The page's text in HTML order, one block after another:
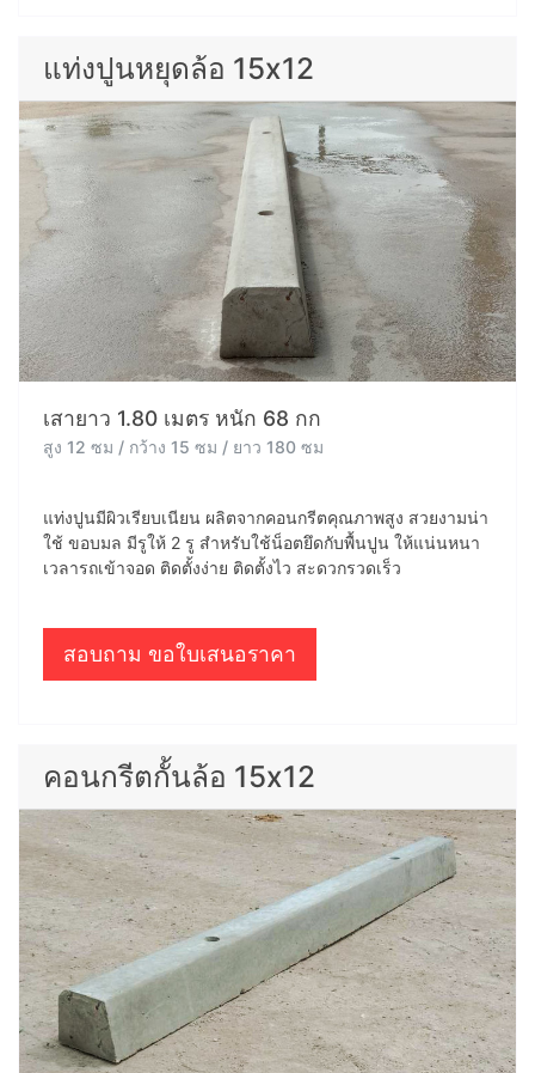
แท่งปูนหยุดล้อ 15x12
เสายาว 1.80 เมตร หนัก 68 กก
สูง 12 ซม / กว้าง 15 ซม / ยาว 180 ซม
แท่งปูนมีผิวเรียบเนียน ผลิตจากคอนกรีตคุณภาพสูง สวยงามน่า
ใช้ ขอบมล มีรูให้ 2 รู สำหรับใช้น็อตยึดกับพื้นปูน ให้แน่นหนา
เวลารถเข้าจอด ติดตั้งง่าย ติดตั้งไว สะดวกรวดเร็ว
สอบถาม ขอใบเสนอราคา
คอนกรีตกั้นล้อ 15x12